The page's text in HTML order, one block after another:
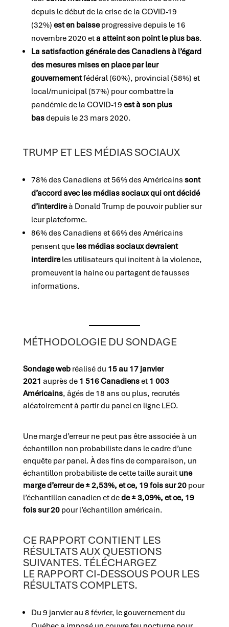
depuis le début de la crise de la COVID-19
(32%) est en baisseprogressive depuis le 16
novembre 2020 eta atteint son point le plus bas.
La satisfaction générale des Canadiens à l’égard
des mesures mises en place par leur
gouvernementfédéral (60%), provincial (58%) et
local/municipal (57%) pour combattre la
pandémie de la COVID-19 est à son plus
basdepuis le 23 mars 2020.
TRUMP ET LES MÉDIAS SOCIAUX
78% des Canadiens et 56% des Américains sont
d’accord avec les médias sociaux qui ont décidé
d’interdireà Donald Trump de pouvoir publier sur
leur plateforme.
86% des Canadiens et 66% des Américains
pensent que les médias sociaux devraient
interdireles utilisateurs qui incitent à la violence,
promeuvent la haine ou partagent de fausses
informations.
MÉTHODOLOGIE DU SONDAGE
Sondage web réalisé du 15 au 17 janvier
2021 auprès de 1 516 Canadienset 1 003
Américains, âgés de 18 ans ou plus, recrutés
aléatoirement à partir du panel en ligne LEO.
Une marge d’erreur ne peut pas être associée à un
échantillon non probabiliste dans le cadre d’une
enquête par panel. À des fins de comparaison, un
échantillon probabiliste de cette taille aurait une
marge d’erreur de ± 2,53%, et ce, 19 fois sur 20 pour
l’échantillon canadien et dede ± 3,09%, et ce, 19
fois sur 20pour l’échantillon américain.
CE RAPPORT CONTIENT LES
RÉSULTATS AUX QUESTIONS
SUIVANTES. TÉLÉCHARGEZ
LE RAPPORT CI-DESSOUS POUR LES
RÉSULTATS COMPLETS.
Du 9 janvier au 8 février, le gouvernement du